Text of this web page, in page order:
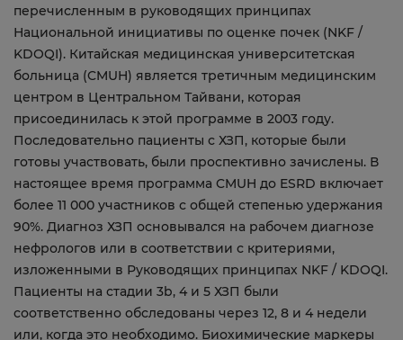
перечисленным в руководящих принципах
Национальной инициативы по оценке почек (NKF /
KDOQI). Китайская медицинская университетская
больница (CMUH) является третичным медицинским
центром в Центральном Тайвани, которая
присоединилась к этой программе в 2003 году.
Последовательно пациенты с ХЗП, которые были
готовы участвовать, были проспективно зачислены. В
настоящее время программа CMUH до ESRD включает
более 11 000 участников с общей степенью удержания
90%. Диагноз ХЗП основывался на рабочем диагнозе
нефрологов или в соответствии с критериями,
изложенными в Руководящих принципах NKF / KDOQI.
Пациенты на стадии 3b, 4 и 5 ХЗП были
соответственно обследованы через 12, 8 и 4 недели
или, когда это необходимо. Биохимические маркеры